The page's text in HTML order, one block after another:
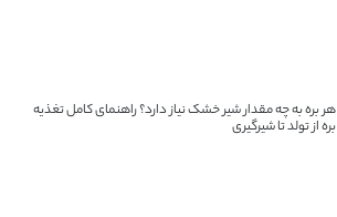
هر بره به چه مقدار شیر خشک نیاز دارد؟ راهنمای کامل تغذیه
بره از تولد تا شیرگیری